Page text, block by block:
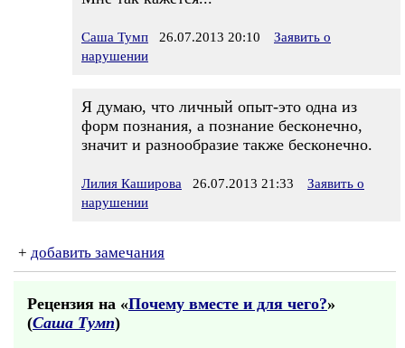
Саша Тумп 26.07.2013 20:10
Заявить о
нарушении
Я думаю, что личный опыт-это одна из
форм познания, а познание бесконечно,
значит и разнообразие также бесконечно.
Лилия Каширова 26.07.2013 21:33
Заявить о
нарушении
+ добавить замечания
Рецензия на «Почему вместе и для чего?»
(Саша Тумп)